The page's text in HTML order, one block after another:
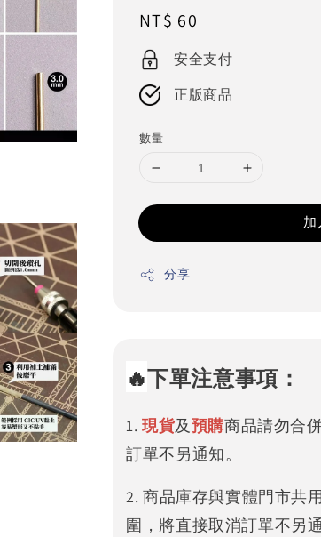
Regular
price
NT$ 60
安全支付
正版商品
數量
加
分享
🔥下單注意事項：
1. 現貨及預購商品請勿合
訂單不另通知。
2. 商品庫存與實體門市共
圍，將直接取消訂單不另通